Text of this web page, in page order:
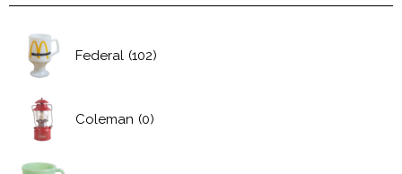
Federal (102)
Coleman (0)